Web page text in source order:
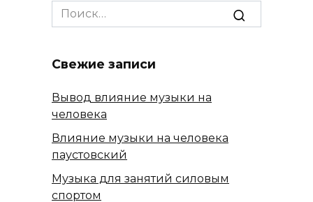
Search
for:
Свежие записи
Вывод влияние музыки на
человека
Влияние музыки на человека
паустовский
Музыка для занятий силовым
спортом